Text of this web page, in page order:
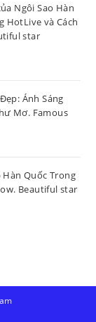
Ngôi Sao Hàn
HotLive và Cách
star
Ánh Sáng
Mơ. Famous
Hàn Quốc Trong
Beautiful star